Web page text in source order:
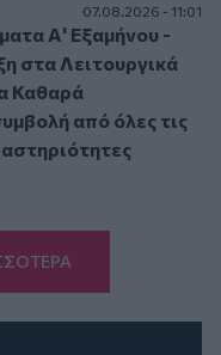
07.08.2026 - 11:01
Α' Εξαμήνου -
στα Λειτουργικά
Καθαρά
από όλες τις